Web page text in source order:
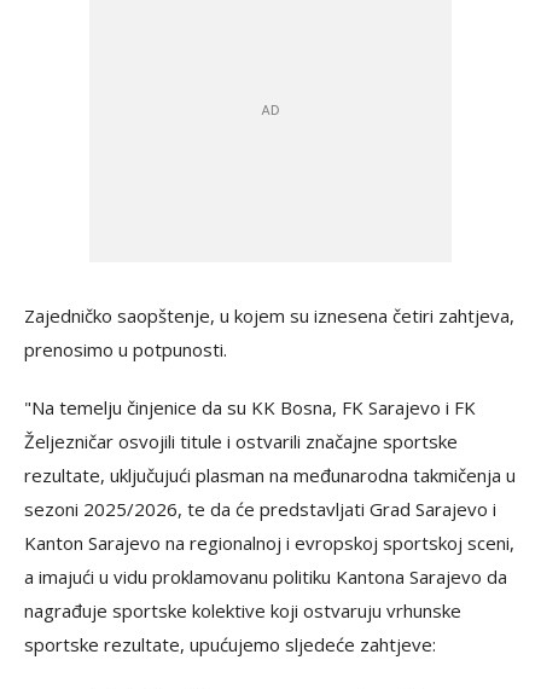
Zajedničko saopštenje, u kojem su iznesena četiri zahtjeva,
prenosimo u potpunosti.
"Na temelju činjenice da su KK Bosna, FK Sarajevo i FK
Željezničar osvojili titule i ostvarili značajne sportske
rezultate, uključujući plasman na međunarodna takmičenja u
sezoni 2025/2026, te da će predstavljati Grad Sarajevo i
Kanton Sarajevo na regionalnoj i evropskoj sportskoj sceni,
a imajući u vidu proklamovanu politiku Kantona Sarajevo da
nagrađuje sportske kolektive koji ostvaruju vrhunske
sportske rezultate, upućujemo sljedeće zahtjeve: